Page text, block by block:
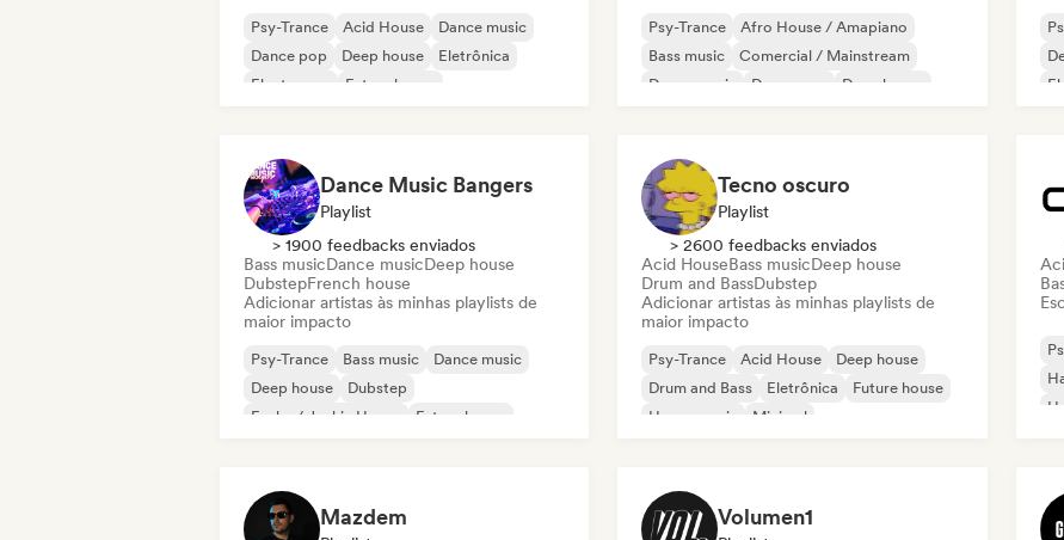
Psy-Trance Acid House
Dance music
Dance pop
Deep house
Eletrônica
Electropop
Future house
Psy-Trance
Afro House / Amapiano
Bass music
Comercial / Mainstream
Dance music
Dance pop
Deep house
Dance Music Bangers
Playlist
> 1900 feedbacks enviados
Bass musicDance musicDeep house
DubstepFrench house
Adicionar artistas às minhas playlists de
maior impacto
Psy-Trance Bass music
Dance music
Deep house
Dubstep
Funky / Jackin House
Future house
Tecno oscuro
Playlist
> 2600 feedbacks enviados
Acid HouseBass musicDeep house
Drum and BassDubstep
Adicionar artistas às minhas playlists de
maior impacto
Psy-Trance Acid House
Deep house
Drum and Bass
Eletrônica
Future house
House music
Minimal
Mazdem Volumen1